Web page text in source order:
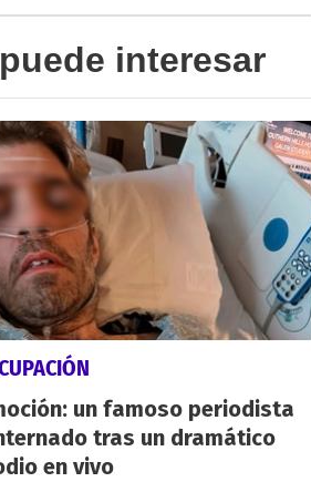
interesar
un famoso periodista
tras un dramático
en vivo